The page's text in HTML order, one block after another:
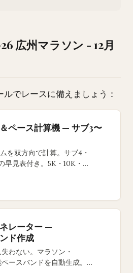
広州マラソン - 12月
でレースに備えましょう：
ペース計算機 — サブ3〜
を双方向で計算。サブ4・
早見表付き。5K・10K・
レーター —
ド作成
わない。マラソン・
ースバンドを自動生成。